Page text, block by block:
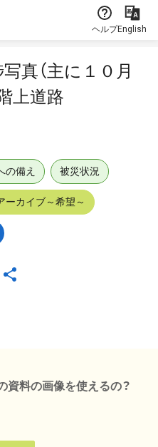
ヘルプEnglish
真（主に１０月
上道路
の備え 被災状況
ーカイブ～希望～
資料の画像を使えるの？